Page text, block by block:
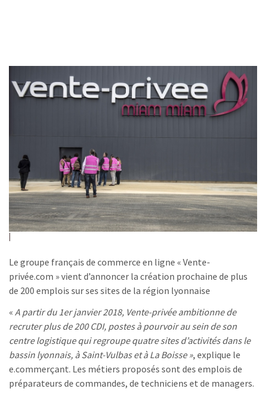
Le groupe français de commerce en ligne « Vente-
privée.com » vient d’annoncer la création prochaine de plus
de 200 emplois sur ses sites de la région lyonnaise
« A partir du 1er janvier 2018, Vente-privée ambitionne de
recruter plus de 200 CDI, postes à pourvoir au sein de son
centre logistique qui regroupe quatre sites d’activités dans le
bassin lyonnais, à Saint-Vulbas et à La Boisse », explique le
e.commerçant. Les métiers proposés sont des emplois de
préparateurs de commandes, de techniciens et de managers.